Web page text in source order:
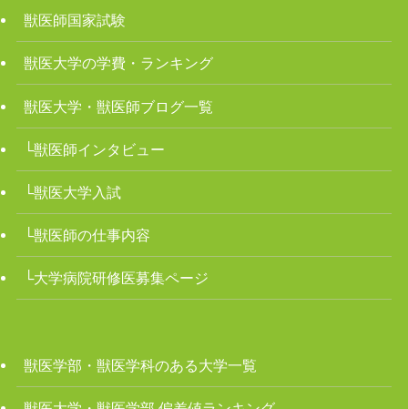
獣医師国家試験
獣医大学の学費・ランキング
獣医大学・獣医師ブログ一覧
└獣医師インタビュー
└獣医大学入試
└獣医師の仕事内容
└大学病院研修医募集ページ
獣医学部・獣医学科のある大学一覧